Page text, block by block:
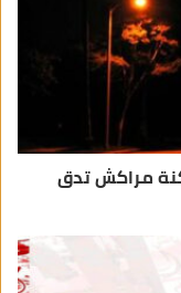
مراكش تدق